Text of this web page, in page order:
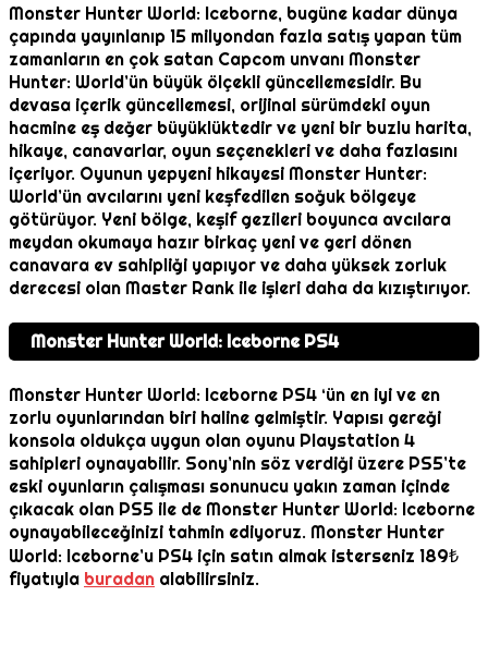
Monster Hunter World: Iceborne, bugüne kadar dünya
çapında yayınlanıp 15 milyondan fazla satış yapan tüm
zamanların en çok satan Capcom unvanı Monster
Hunter: World’ün büyük ölçekli güncellemesidir. Bu
devasa içerik güncellemesi, orijinal sürümdeki oyun
hacmine eş değer büyüklüktedir ve yeni bir buzlu harita,
hikaye, canavarlar, oyun seçenekleri ve daha fazlasını
içeriyor. Oyunun yepyeni hikayesi Monster Hunter:
World’ün avcılarını yeni keşfedilen soğuk bölgeye
götürüyor. Yeni bölge, keşif gezileri boyunca avcılara
meydan okumaya hazır birkaç yeni ve geri dönen
canavara ev sahipliği yapıyor ve daha yüksek zorluk
derecesi olan Master Rank ile işleri daha da kızıştırıyor.
Monster Hunter World: Iceborne PS4
Monster Hunter World: Iceborne PS4 ‘ün en iyi ve en
zorlu oyunlarından biri haline gelmiştir. Yapısı gereği
konsola oldukça uygun olan oyunu Playstation 4
sahipleri oynayabilir. Sony’nin söz verdiği üzere PS5’te
eski oyunların çalışması sonunucu yakın zaman içinde
çıkacak olan PS5 ile de Monster Hunter World: Iceborne
oynayabileceğinizi tahmin ediyoruz. Monster Hunter
World: Iceborne’u PS4 için satın almak isterseniz 189₺
fiyatıyla buradan alabilirsiniz.